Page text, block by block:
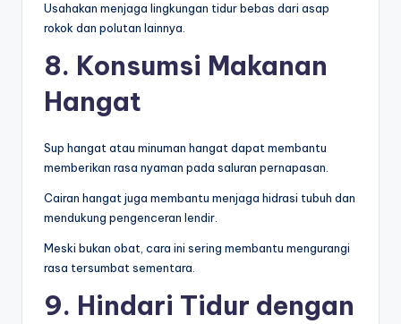
Usahakan menjaga lingkungan tidur bebas dari asap
rokok dan polutan lainnya.
8. Konsumsi Makanan
Hangat
Sup hangat atau minuman hangat dapat membantu
memberikan rasa nyaman pada saluran pernapasan.
Cairan hangat juga membantu menjaga hidrasi tubuh dan
mendukung pengenceran lendir.
Meski bukan obat, cara ini sering membantu mengurangi
rasa tersumbat sementara.
9. Hindari Tidur dengan